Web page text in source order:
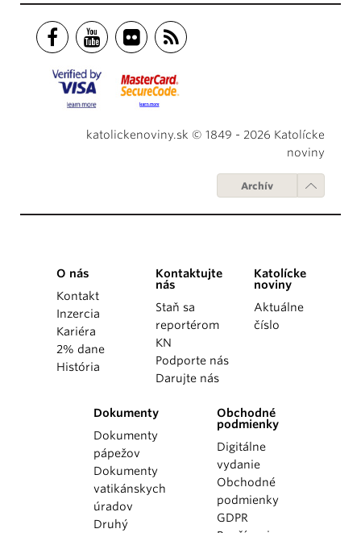
katolickenoviny.sk © 1849 - 2026 Katolícke
noviny
Archív
O nás
Kontakt
Inzercia
Kariéra
2% dane
História
Kontaktujte
nás
Staň sa
reportérom
KN
Podporte nás
Darujte nás
Katolícke
noviny
Aktuálne
číslo
Dokumenty
Dokumenty
pápežov
Dokumenty
vatikánskych
úradov
Druhý
Obchodné
podmienky
Digitálne
vydanie
Obchodné
podmienky
GDPR